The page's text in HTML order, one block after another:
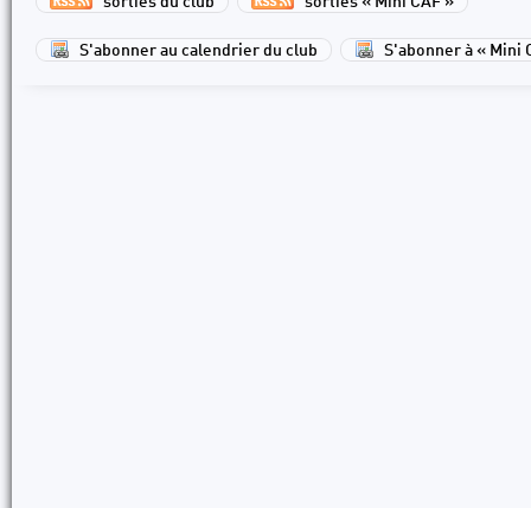
S'abonner au calendrier du club S'abonner à « Mini